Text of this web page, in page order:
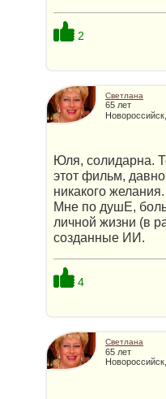
2
Светлана
65 лет
Юля, солидарна.
этот фильм,
никакого желания.
Мне по душЕ,
личной жизни (в
созданные ИИ.
4
Светлана
65 лет